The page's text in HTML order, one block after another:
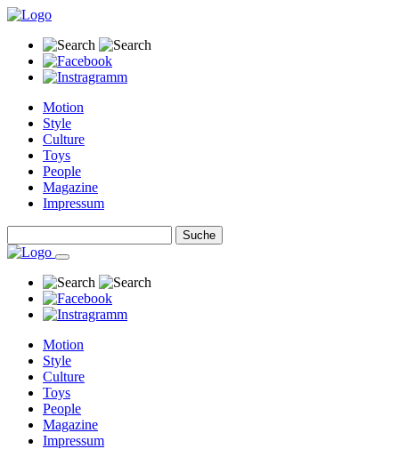
Motion
Style
Culture
Toys
People
Magazine
Impressum
Motion
Style
Culture
Toys
People
Magazine
Impressum